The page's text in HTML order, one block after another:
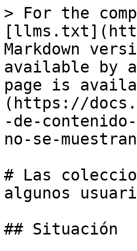
> For the
Markdown
available by
page is
(https://
-de-
no-se-
# Las
algunos
## Situación